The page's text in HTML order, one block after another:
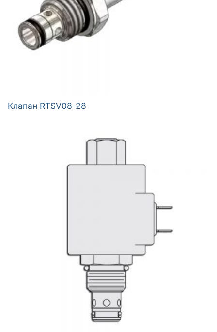
Клапан RTSV08-28